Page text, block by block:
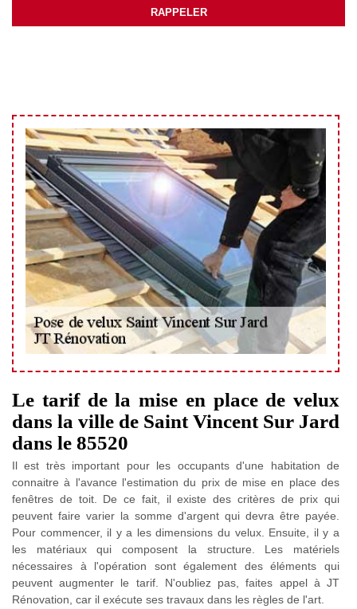
Le tarif de la mise en place de velux
dans la ville de Saint Vincent Sur Jard
dans le 85520
Il est très important pour les occupants d'une habitation de
connaitre à l'avance l'estimation du prix de mise en place des
fenêtres de toit. De ce fait, il existe des critères de prix qui
peuvent faire varier la somme d'argent qui devra être payée.
Pour commencer, il y a les dimensions du velux. Ensuite, il y a
les matériaux qui composent la structure. Les matériels
nécessaires à l'opération sont également des éléments qui
peuvent augmenter le tarif. N'oubliez pas, faites appel à JT
Rénovation, car il exécute ses travaux dans les règles de l'art.